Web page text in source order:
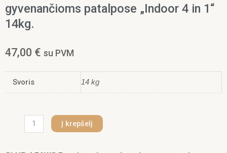
gyvenančioms patalpose „Indoor 4 in 1“
14kg.
47,00 € su PVM
Svoris 14 kg
produkto
Į krepšelį